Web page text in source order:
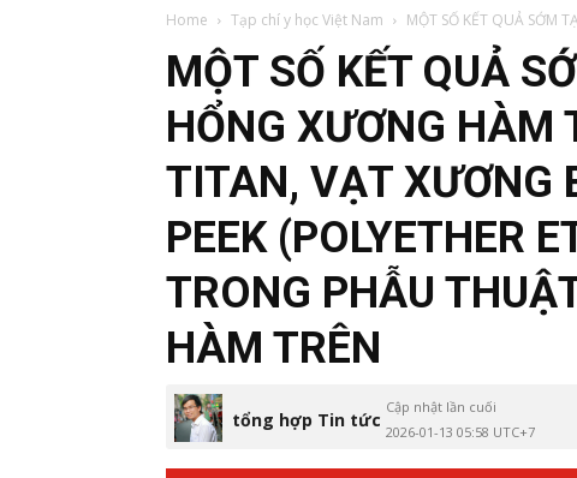
Luật
Việt
Nam
Home Tạp chí y học Việt Nam MỘT SỐ KẾT QUẢ SỚM
MỘT SỐ KẾT QUẢ
HỔNG XƯƠNG HÀM
TITAN, VẠT XƯƠNG
PEEK (POLYETHER
TRONG PHẪU
HÀM TRÊN
tổng hợp Tin tức
Cập nhật lần cuối
2026-01-13 05:58 UTC+7